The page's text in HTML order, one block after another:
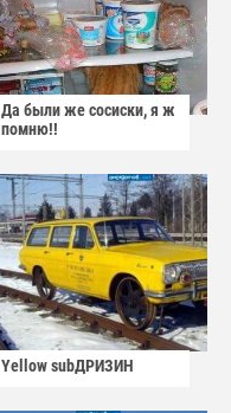
Да были же сосиски, я ж
помню!!
Yellow subДРИЗИН